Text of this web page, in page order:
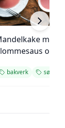
med
og
bakverk søt